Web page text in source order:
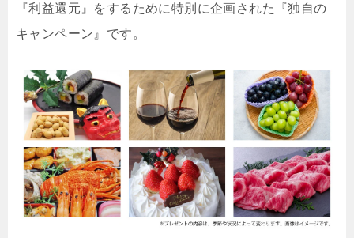
『利益還元』をするために特別に企画された『独自の
キャンペーン』です。